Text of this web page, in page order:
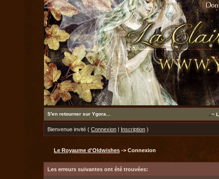
S'en retourner sur Ygora... ~
Bienvenue invité ( Connexion | Inscription )
Le Royaume d'Oldwishes -> Connexion
Les erreurs suivantes ont été trouvées: